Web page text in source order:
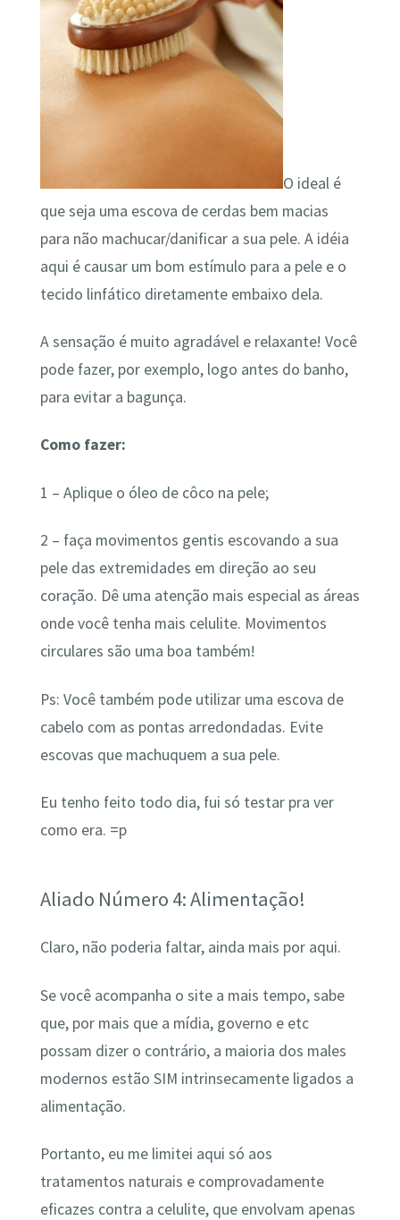
O ideal é
que seja uma escova de cerdas bem macias
para não machucar/danificar a sua pele. A idéia
aqui é causar um bom estímulo para a pele e o
tecido linfático diretamente embaixo dela.
A sensação é muito agradável e relaxante! Você
pode fazer, por exemplo, logo antes do banho,
para evitar a bagunça.
Como fazer:
1 – Aplique o óleo de côco na pele;
2 – faça movimentos gentis escovando a sua
pele das extremidades em direção ao seu
coração. Dê uma atenção mais especial as áreas
onde você tenha mais celulite. Movimentos
circulares são uma boa também!
Ps: Você também pode utilizar uma escova de
cabelo com as pontas arredondadas. Evite
escovas que machuquem a sua pele.
Eu tenho feito todo dia, fui só testar pra ver
como era. =p
Aliado Número 4: Alimentação!
Claro, não poderia faltar, ainda mais por aqui.
Se você acompanha o site a mais tempo, sabe
que, por mais que a mídia, governo e etc
possam dizer o contrário, a maioria dos males
modernos estão SIM intrinsecamente ligados a
alimentação.
Portanto, eu me limitei aqui só aos
tratamentos naturais e comprovadamente
eficazes contra a celulite, que envolvam apenas